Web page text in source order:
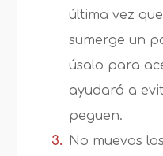
última vez
sumerge un
úsalo para
ayudará a
peguen.
No muevas